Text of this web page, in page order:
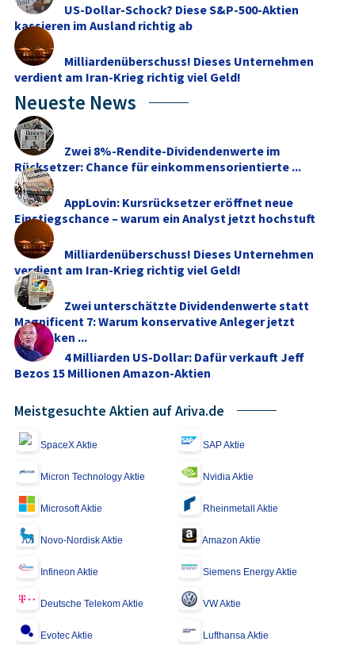
US-Dollar-Schock? Diese S&P-500-Aktien
kassieren im Ausland richtig ab
Milliardenüberschuss! Dieses Unternehmen
verdient am Iran-Krieg richtig viel Geld!
Neueste News
Zwei 8%-Rendite-Dividendenwerte im
Rücksetzer: Chance für einkommensorientierte ...
AppLovin: Kursrücksetzer eröffnet neue
Einstiegschance – warum ein Analyst jetzt hochstuft
Milliardenüberschuss! Dieses Unternehmen
verdient am Iran-Krieg richtig viel Geld!
Zwei unterschätzte Dividendenwerte statt
Magnificent 7: Warum konservative Anleger jetzt
umdenken ...
4 Milliarden US-Dollar: Dafür verkauft Jeff
Bezos 15 Millionen Amazon-Aktien
Meistgesuchte Aktien auf Ariva.de
SpaceX Aktie SAP Aktie
Micron Technology Aktie Nvidia Aktie
Microsoft Aktie Rheinmetall Aktie
Novo-Nordisk Aktie Amazon Aktie
Infineon Aktie Siemens Energy Aktie
Deutsche Telekom Aktie VW Aktie
Evotec Aktie Lufthansa Aktie